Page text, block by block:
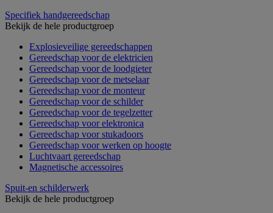
Specifiek handgereedschap
Bekijk de hele productgroep
Explosieveilige gereedschappen
Gereedschap voor de elektricien
Gereedschap voor de loodgieter
Gereedschap voor de metselaar
Gereedschap voor de monteur
Gereedschap voor de schilder
Gereedschap voor de tegelzetter
Gereedschap voor elektronica
Gereedschap voor stukadoors
Gereedschap voor werken op hoogte
Luchtvaart gereedschap
Magnetische accessoires
Spuit-en schilderwerk
Bekijk de hele productgroep